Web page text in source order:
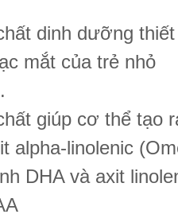
dinh dưỡng
mắt của trẻ nhỏ
giúp cơ thể tạo
alpha-linolenic
DHA và axit